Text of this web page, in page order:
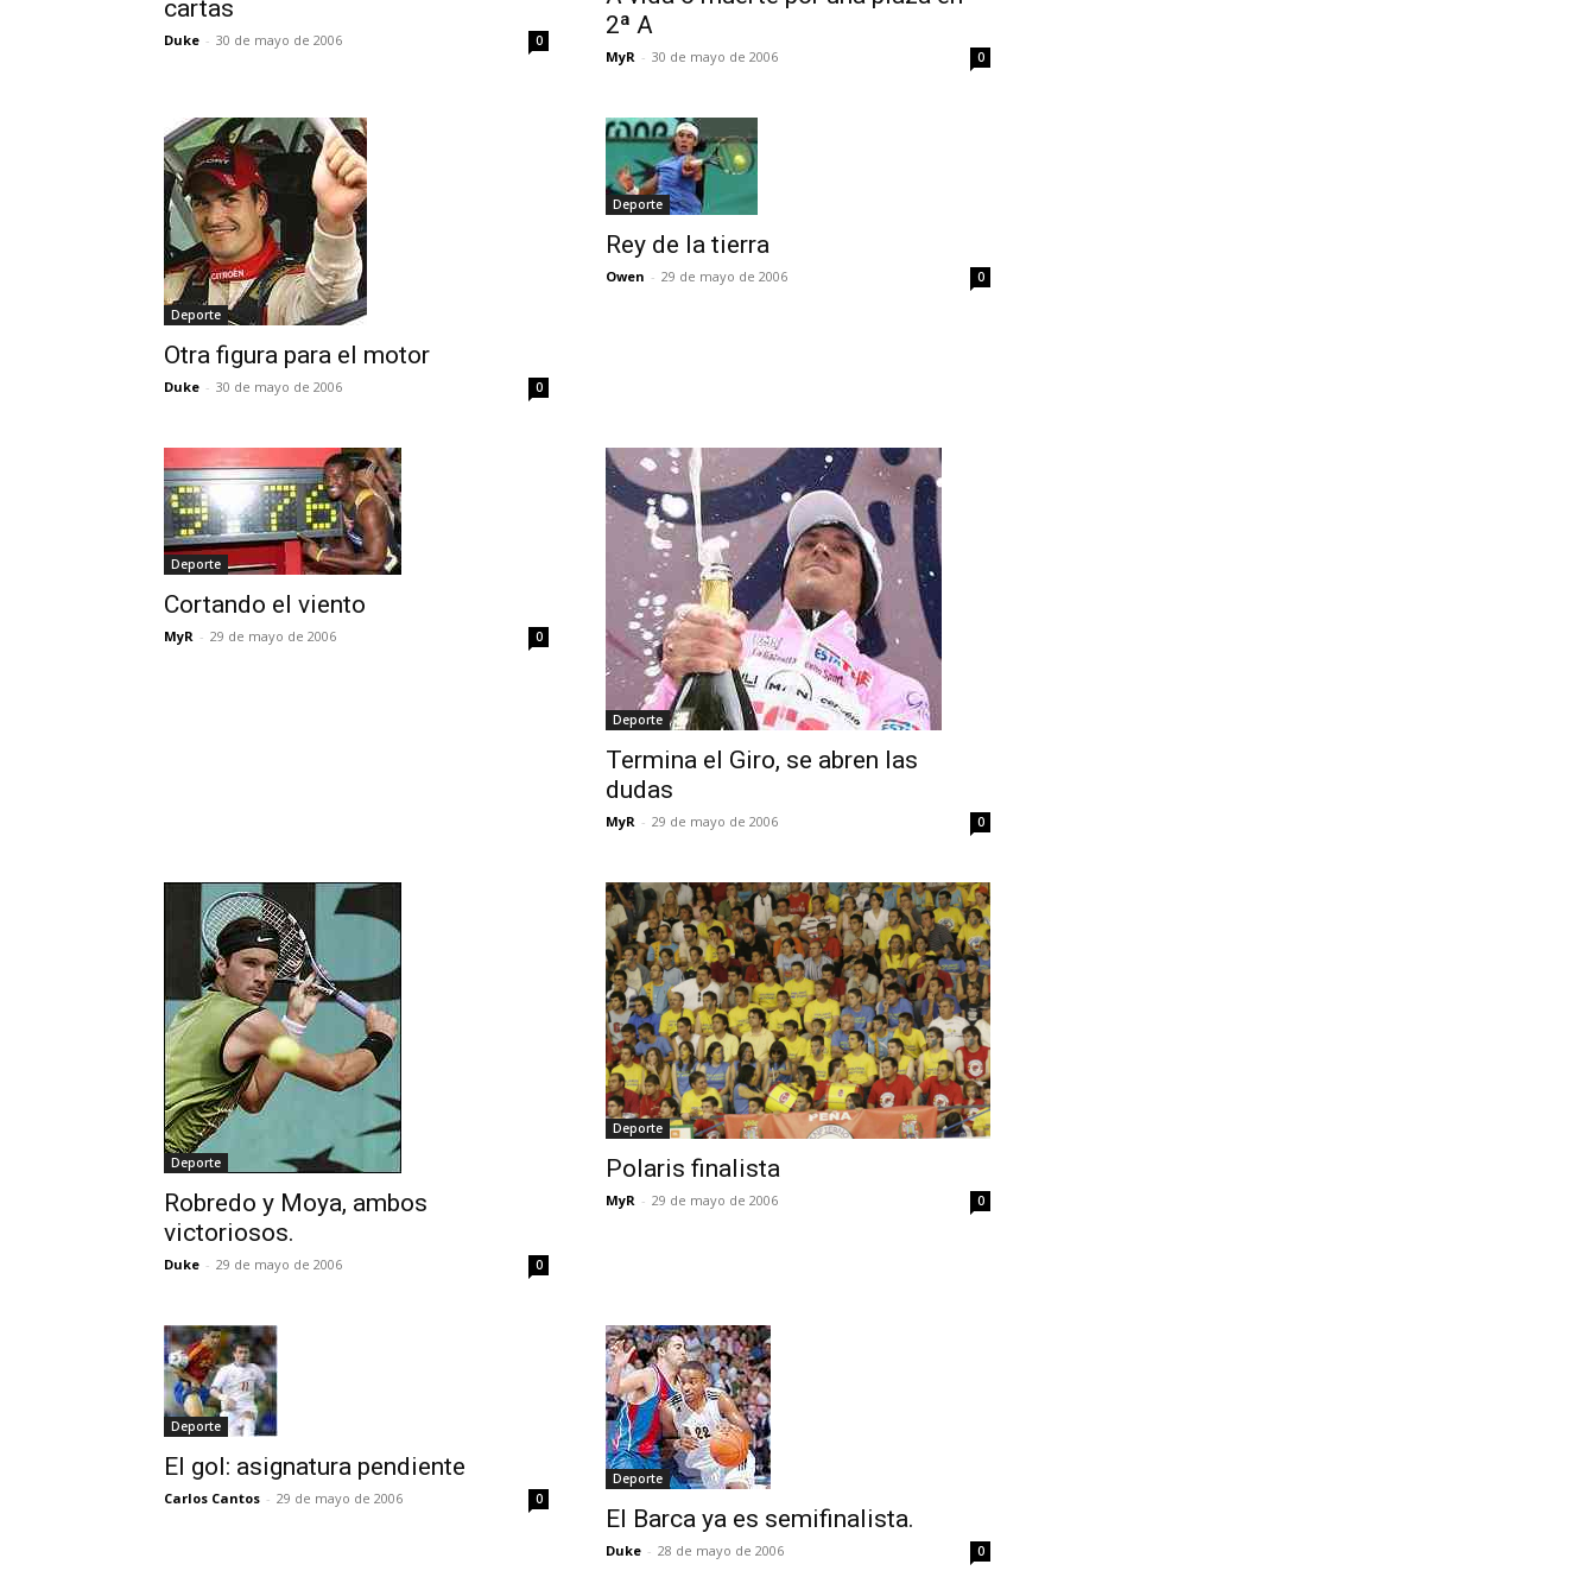
cartas
Duke - 30 de mayo de 2006 0
2ª A
MyR - 30 de mayo de 2006 0
Deporte
Otra figura para el motor
Duke - 30 de mayo de 2006 0
Deporte
Rey de la tierra
Owen - 29 de mayo de 2006 0
Deporte
Cortando el viento
MyR - 29 de mayo de 2006 0
Deporte
Termina el Giro, se abren las
dudas
MyR - 29 de mayo de 2006 0
Deporte
Robredo y Moya, ambos
victoriosos.
Duke - 29 de mayo de 2006 0
Deporte
Polaris finalista
MyR - 29 de mayo de 2006 0
Deporte
El gol: asignatura pendiente
Carlos Cantos - 29 de mayo de 2006 0
Deporte
El Barca ya es semifinalista.
Duke - 28 de mayo de 2006 0